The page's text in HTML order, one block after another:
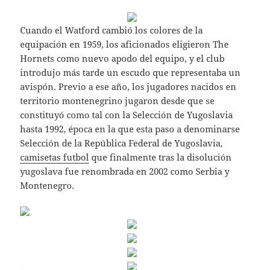
Cuando el Watford cambió los colores de la
equipación en 1959, los aficionados eligieron The
Hornets como nuevo apodo del equipo, y el club
introdujo más tarde un escudo que representaba un
avispón. Previo a ese año, los jugadores nacidos en
territorio montenegrino jugaron desde que se
constituyó como tal con la Selección de Yugoslavia
hasta 1992, época en la que esta paso a denominarse
Selección de la República Federal de Yugoslavia,
camisetas futbol que finalmente tras la disolución
yugoslava fue renombrada en 2002 como Serbia y
Montenegro.